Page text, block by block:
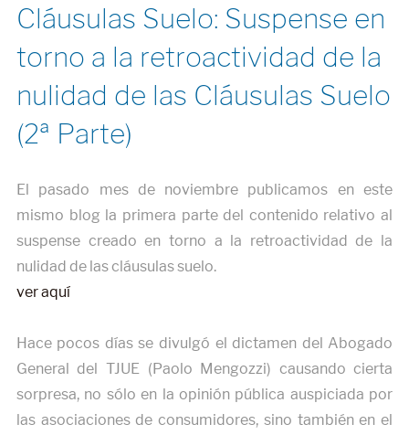
Cláusulas Suelo: Suspense en
torno a la retroactividad de la
nulidad de las Cláusulas Suelo
(2ª Parte)
El pasado mes de noviembre publicamos en este
mismo blog la primera parte del contenido relativo al
suspense creado en torno a la retroactividad de la
nulidad de las cláusulas suelo.
ver aquí
Hace pocos días se divulgó el dictamen del Abogado
General del TJUE (Paolo Mengozzi) causando cierta
sorpresa, no sólo en la opinión pública auspiciada por
las asociaciones de consumidores, sino también en el